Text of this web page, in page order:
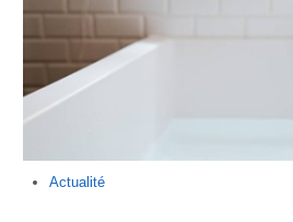
Actualité